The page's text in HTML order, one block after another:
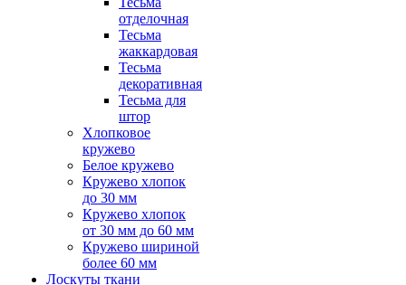
отделочная
Тесьма
жаккардовая
Тесьма
декоративная
Тесьма для
штор
Хлопковое
кружево
Белое кружево
Кружево хлопок
до 30 мм
Кружево хлопок
от 30 мм до 60 мм
Кружево шириной
более 60 мм
Лоскуты ткани